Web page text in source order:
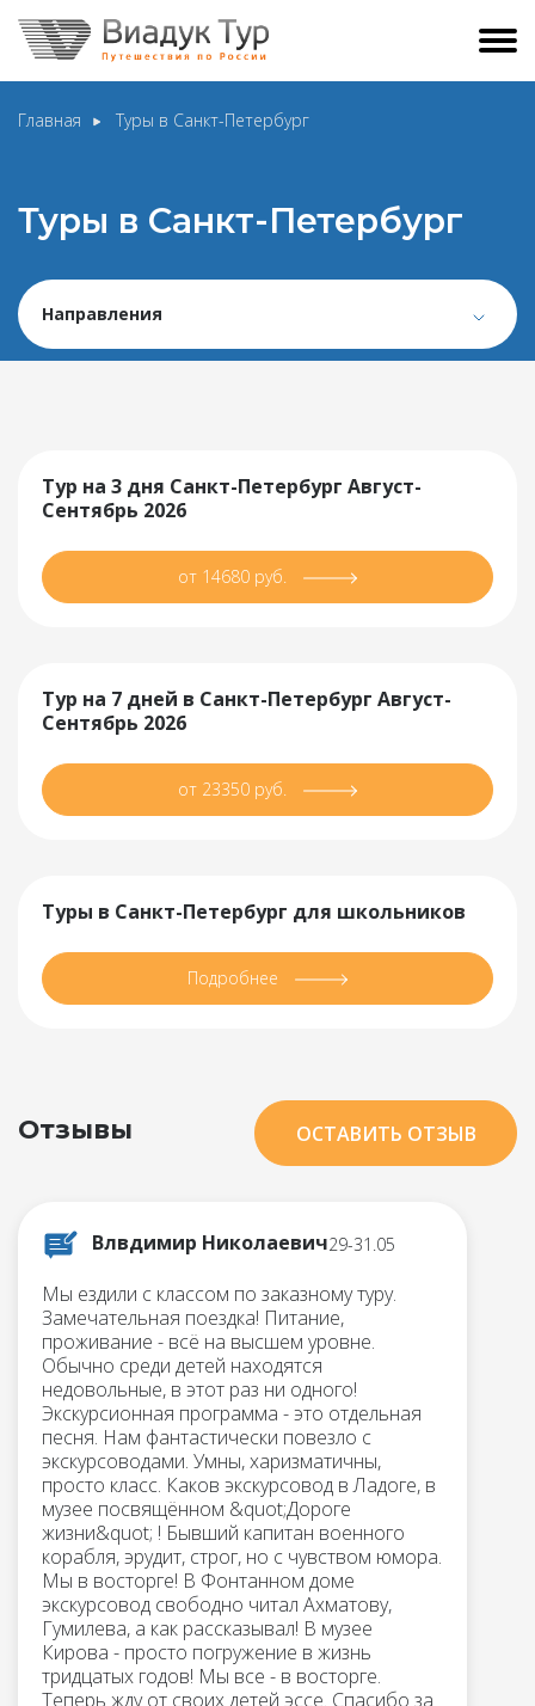
Главная Туры в Санкт-Петербург
Туры в Санкт-Петербург
Направления
Тур на 3 дня Санкт-Петербург Август-
Сентябрь 2026
от 14680 руб.
Тур на 7 дней в Санкт-Петербург Август-
Сентябрь 2026
от 23350 руб.
Туры в Санкт-Петербург для школьников
Подробнее
Отзывы ОСТАВИТЬ ОТЗЫВ
Влвдимир Николаевич29-31.05
Мы ездили с классом по заказному туру.
Замечательная поездка! Питание,
проживание - всё на высшем уровне.
Обычно среди детей находятся
недовольные, в этот раз ни одного!
Экскурсионная программа - это отдельная
песня. Нам фантастически повезло с
экскурсоводами. Умны, харизматичны,
просто класс. Каков экскурсовод в Ладоге, в
музее посвящённом &quot;Дороге
жизни&quot; ! Бывший капитан военного
корабля, эрудит, строг, но с чувством юмора.
Мы в восторге! В Фонтанном доме
экскурсовод свободно читал Ахматову,
Гумилева, а как рассказывал! В музее
Кирова - просто погружение в жизнь
тридцатых годов! Мы все - в восторге.
Теперь жду от своих детей эссе. Спасибо за